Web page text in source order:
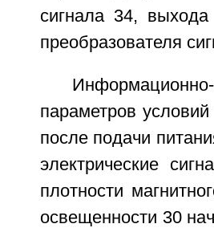
сигнала 34,
преобразователя
параметров
после подачи
электрические
плотности
освещенности 30